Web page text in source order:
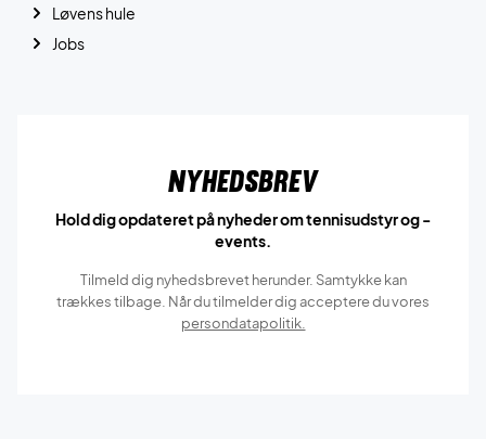
Løvens hule
Jobs
Nyhedsbrev
Hold dig opdateret på nyheder om tennisudstyr og -
events.
Tilmeld dig nyhedsbrevet herunder. Samtykke kan
trækkes tilbage. Når du tilmelder dig acceptere du vores
persondatapolitik.